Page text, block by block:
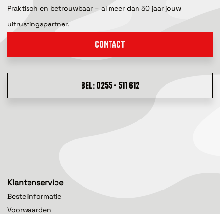
Praktisch en betrouwbaar – al meer dan 50 jaar jouw
uitrustingspartner.
CONTACT
BEL: 0255 - 511 612
Klantenservice
Bestelinformatie
Voorwaarden